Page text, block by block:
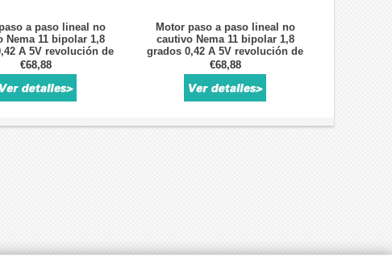
a paso lineal no
Nema 11 bipolar 1,8
A 5V revolución de
0,1 "tornillo de
plomo 150mm
€68,88
Motor paso a paso lineal no
cautivo Nema 11 bipolar 1,8
grados 0,42 A 5V revolución de
plomo 5,08mm/0,2 "tornillo de
plomo 150mm
€68,88